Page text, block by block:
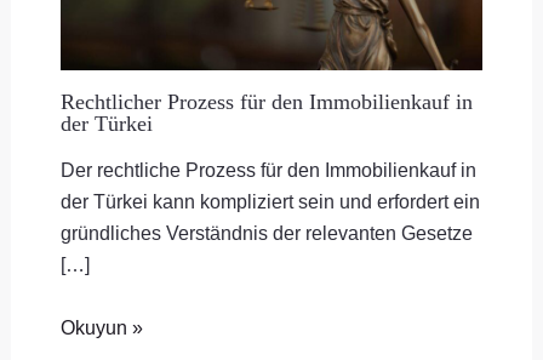
Rechtlicher Prozess für den Immobilienkauf in
der Türkei
Der rechtliche Prozess für den Immobilienkauf in
der Türkei kann kompliziert sein und erfordert ein
gründliches Verständnis der relevanten Gesetze
[…]
Okuyun »